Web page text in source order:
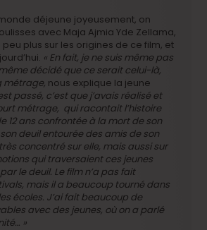
déjeune joyeusement, on
avec Maja Ajmia Yde Zellama,
plus sur les origines de ce film, et
« En fait, je ne suis même pas
décidé que ce serait celui-là,
métrage, nous explique la jeune
passé, c’est que j’avais réalisé et
métrage, qui racontait l’histoire
12 ans confrontée à la mort de son
deuil entourée des amis de son
concentré sur elle, mais aussi sur
qui traversaient ces jeunes
le deuil. Le film n’a pas fait
mais il a beaucoup tourné dans
écoles. J’ai fait beaucoup de
avec des jeunes, où on a parlé
»